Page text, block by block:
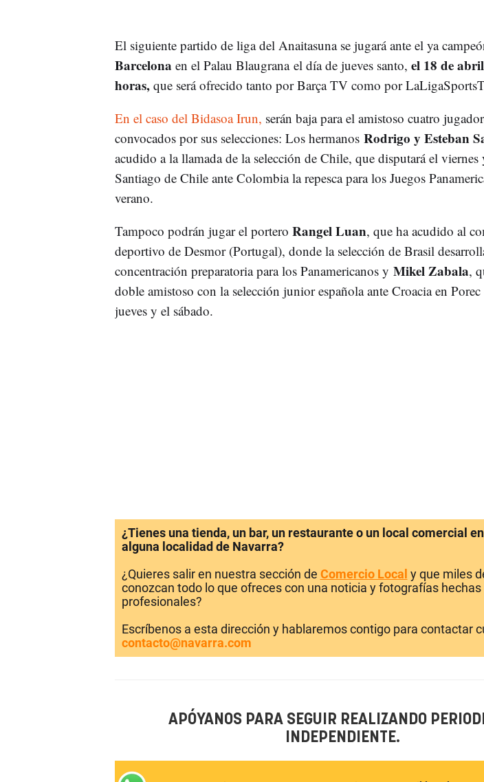
El siguiente partido de liga del Anaitasuna se jugará ante el ya
Barcelona en el Palau Blaugrana el día de jueves santo, el 18 de
horas,que será ofrecido tanto por Barça TV como por
En el caso del Bidasoa Irun, serán baja para el amistoso cuatro
convocados por sus selecciones: Los hermanos Rodrigo y Esteban
acudido a la llamada de la selección de Chile, que disputará el viernes
Santiago de Chile ante Colombia la repesca para los Juegos
verano.
Tampoco podrán jugar el portero Rangel Luan, que ha acudido al
deportivo de Desmor (Portugal), donde la selección de Brasil
concentración preparatoria para los Panamericanos y Mikel Zabala,
doble amistoso con la selección junior española ante Croacia en
jueves y el sábado.
¿Tienes una tienda, un bar, un restaurante o un local comercial
alguna localidad de Navarra?
¿Quieres salir en nuestra sección de Comercio Local y que miles
conozcan todo lo que ofreces con una noticia y fotografías hechas
profesionales?
Escríbenos a esta dirección y hablaremos contigo para contactar
contacto@navarra.com
APÓYANOS PARA SEGUIR REALIZANDO
INDEPENDIENTE.